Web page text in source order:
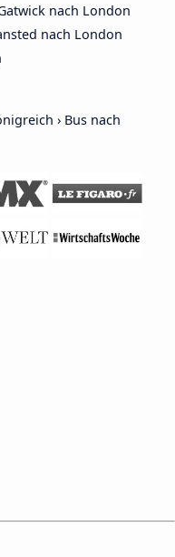
nach London
nach London
› Bus nach